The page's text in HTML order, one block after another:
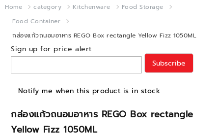
Home category Kitchenware
Food Storage
Food Container
กล่องแก้วถนอมอาหาร REGO Box rectangle Yellow Fizz 1050ML
กล่องแก้วถนอมอาหาร REGO Box rectangle
Yellow Fizz 1050ML
Sign up for price alert
Subscribe
Notify me when this product is in stock